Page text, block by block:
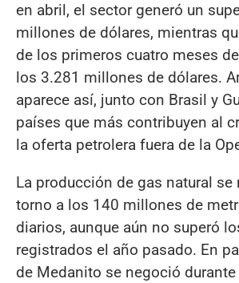
en abril, el sector generó un
millones de dólares, mientras
de los primeros cuatro meses
los 3.281 millones de dólares.
aparece así, junto con Brasil y
países que más contribuyen al
la oferta petrolera fuera de la
La producción de gas natural se
torno a los 140 millones de
diarios, aunque aún no superó
registrados el año pasado. En
de Medanito se negoció